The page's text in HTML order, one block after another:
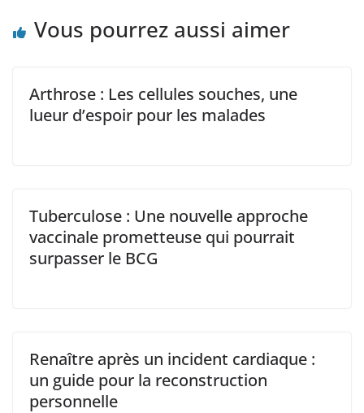
Vous pourrez aussi aimer
Arthrose : Les cellules souches, une
lueur d’espoir pour les malades
Tuberculose : Une nouvelle approche
vaccinale prometteuse qui pourrait
surpasser le BCG
Renaître après un incident cardiaque :
un guide pour la reconstruction
personnelle